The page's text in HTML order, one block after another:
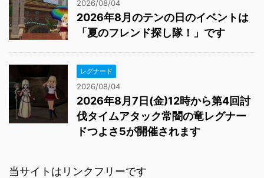
2026/08/04
2026年8月のテンの日のイベントは
「夏のフレンド探し隊！」です
レグナード
2026/08/04
2026年8月7日(金)12時から第4回討
伐タイムアタック常闇の竜レグナー
ドつよさ5が開催されます
当サイトはリンクフリーです